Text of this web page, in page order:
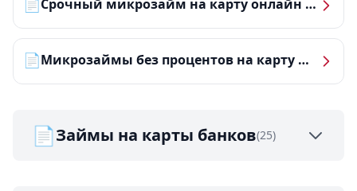
📄 Срочный микрозайм на карту онлайн — получить деньги за 5 минут
📄 Микрозаймы без процентов на карту — ТОП-10 за 2026 год
📄Займы на карты банков(25)